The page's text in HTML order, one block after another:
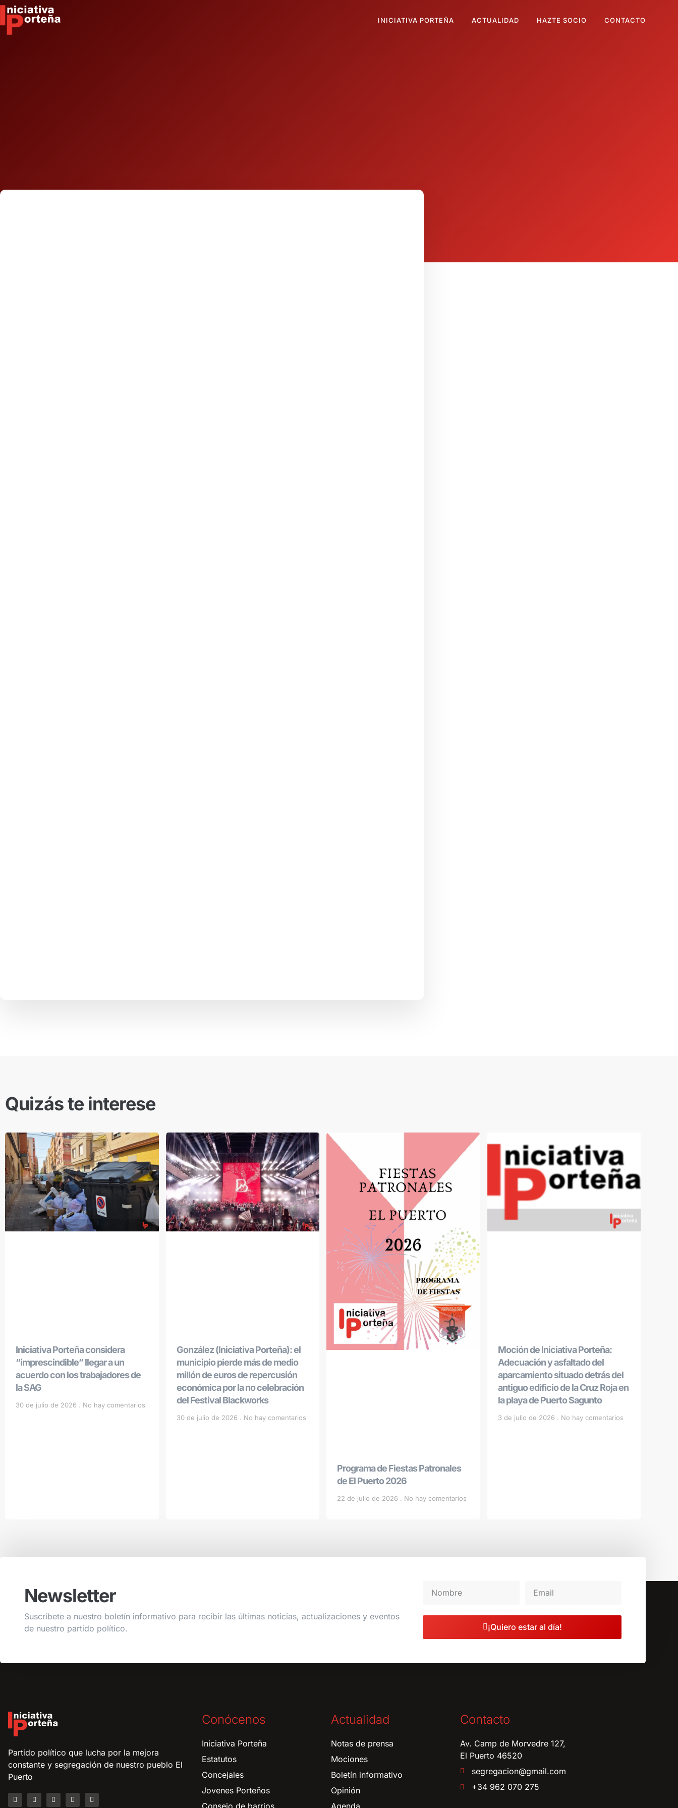
INICIATIVA PORTEÑA ACTUALIDAD HAZTE SOCIO CONTACTO
Quizás te interese
Iniciativa Porteña considera
“imprescindible” llegar a un
acuerdo con los trabajadores de
la SAG
30 de julio de 2026 No hay comentarios
González (Iniciativa Porteña): el
municipio pierde más de medio
millón de euros de repercusión
económica por la no celebración
del Festival Blackworks
30 de julio de 2026 No hay comentarios
Programa de Fiestas Patronales
de El Puerto 2026
22 de julio de 2026 No hay comentarios
Moción de Iniciativa Porteña:
Adecuación y asfaltado del
aparcamiento situado detrás del
antiguo edificio de la Cruz Roja en
la playa de Puerto Sagunto
3 de julio de 2026 No hay comentarios
Newsletter
Suscríbete a nuestro boletín informativo para recibir las últimas noticias, actualizaciones y eventos
de nuestro partido político.
¡Quiero estar al día!
Partido político que lucha por la mejora
constante y segregación de nuestro pueblo El
Puerto
Conócenos
Iniciativa Porteña
Estatutos
Concejales
Jovenes Porteños
Consejo de barrios
Actualidad
Notas de prensa
Mociones
Boletín informativo
Opinión
Agenda
Contacto
Av. Camp de Morvedre 127,
El Puerto 46520
segregacion@gmail.com
+34 962 070 275